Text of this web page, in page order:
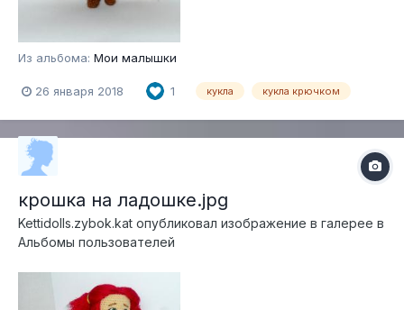
Из альбома: Мои малышки
26 января 2018 1 кукла кукла крючком
крошка на ладошке.jpg
Kettidolls.zybok.kat опубликовал изображение в галерее в
Альбомы пользователей